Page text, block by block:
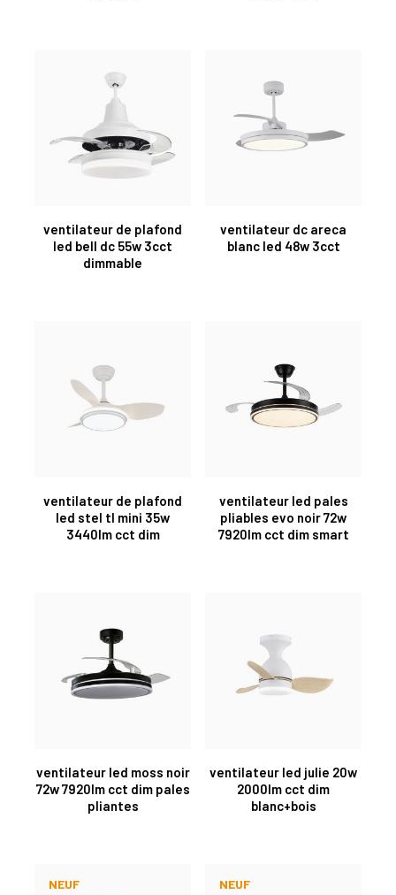
ventilateur de plafond
led bell dc 55w 3cct
dimmable
ventilateur dc areca
blanc led 48w 3cct
ventilateur de plafond
led stel tl mini 35w
3440lm cct dim
ventilateur led pales
pliables evo noir 72w
7920lm cct dim smart
ventilateur led moss noir
72w 7920lm cct dim pales
pliantes
ventilateur led julie 20w
2000lm cct dim
blanc+bois
NEUF NEUF